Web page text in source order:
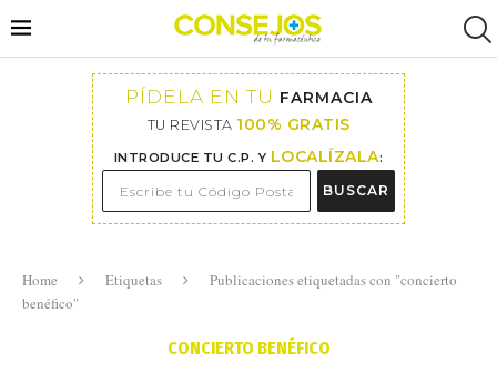
PÍDELA EN TU FARMACIA
TU REVISTA 100% GRATIS
INTRODUCE TU C.P. Y LOCALÍZALA:
BUSCAR
Home Etiquetas
Publicaciones etiquetadas con "concierto
benéfico"
CONCIERTO BENÉFICO